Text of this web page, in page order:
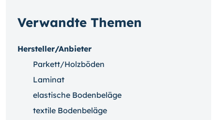
Verwandte Themen
Hersteller/Anbieter
Parkett/Holzböden
Laminat
elastische Bodenbeläge
textile Bodenbeläge